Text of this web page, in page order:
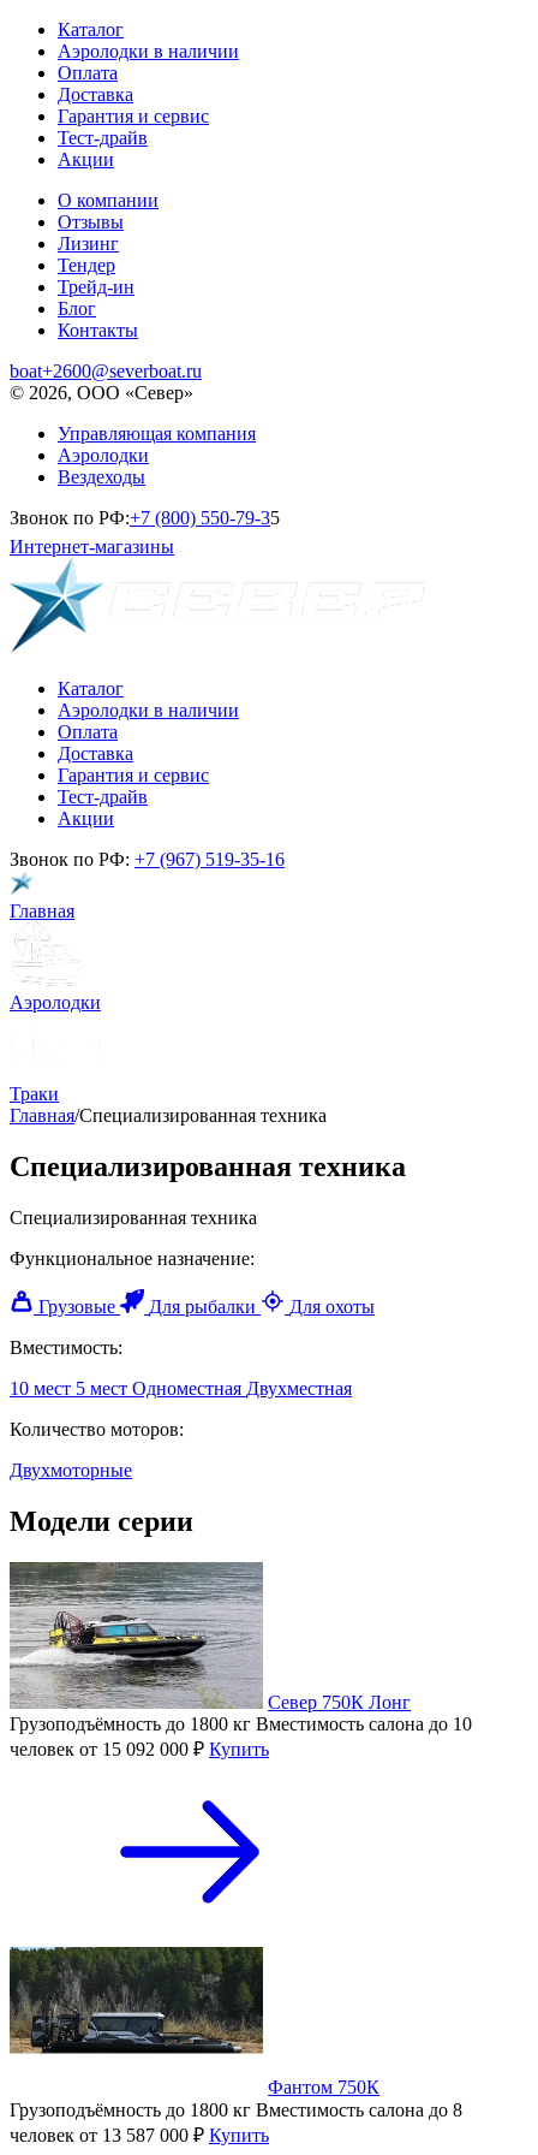
Каталог
Аэролодки в наличии
Оплата
Доставка
Гарантия и сервис
Тест-драйв
Акции
О компании
Отзывы
Лизинг
Тендер
Трейд-ин
Блог
Контакты
boat+2600@severboat.ru
© 2026, ООО «Север»
Управляющая компания
Аэролодки
Вездеходы
Звонок по РФ:+7 (800) 550-79-35
Интернет-магазины
Каталог
Аэролодки в наличии
Оплата
Доставка
Гарантия и сервис
Тест-драйв
Акции
Звонок по РФ: +7 (967) 519-35-16
Главная
Аэролодки
Траки
Главная/Специализированная техника
Специализированная техника
Специализированная техника
Функциональное назначение:
Грузовые Для рыбалки
Для охоты
Вместимость:
10 мест 5 мест Одноместная Двухместная
Количество моторов:
Двухмоторные
Модели серии
Север 750К Лонг
Грузоподъёмность до 1800 кг Вместимость салона до 10
человек от 15 092 000 ₽ Купить
Фантом 750К
Грузоподъёмность до 1800 кг Вместимость салона до 8
человек от 13 587 000 ₽ Купить